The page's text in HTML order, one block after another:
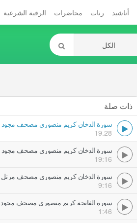
أناشيد رنات محاضرات الرقية الشرعية
ذات صلة
سورة الدخان كريم منصوري مصحف مجود
19.28
سورة الدخان كريم منصوري مصحف مجود
19:16
سورة الدخان كريم منصوري مصحف مرتل
9:16
سورة الفاتحة كريم منصوري مصحف مجود
1:46